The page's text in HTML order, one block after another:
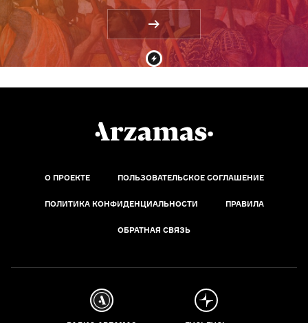
О ПРОЕКТЕ ПОЛЬЗОВАТЕЛЬСКОЕ СОГЛАШЕНИЕ
ПОЛИТИКА КОНФИДЕНЦИАЛЬНОСТИ ПРАВИЛА
ОБРАТНАЯ СВЯЗЬ